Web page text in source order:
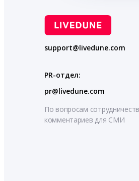
support@livedune.com
PR-отдел:
pr@livedune.com
По вопросам
комментариев для СМИ